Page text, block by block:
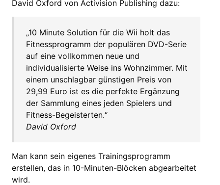
David Oxford von Activision Publishing dazu:
„10 Minute Solution für die Wii holt das
Fitnessprogramm der populären DVD-Serie
auf eine vollkommen neue und
individualisierte Weise ins Wohnzimmer. Mit
einem unschlagbar günstigen Preis von
29,99 Euro ist es die perfekte Ergänzung
der Sammlung eines jeden Spielers und
Fitness-Begeisterten.“
David Oxford
Man kann sein eigenes Trainingsprogramm
erstellen, das in 10-Minuten-Blöcken abgearbeitet
wird.